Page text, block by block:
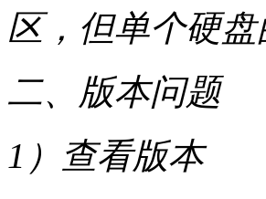
区，但单个硬
二、版本问题
1）查看版本